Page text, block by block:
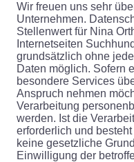
Wir freuen uns sehr
Unternehmen.
Stellenwert für Nina
Internetseiten
grundsätzlich ohne
Daten möglich. Sofern
besondere Services
Anspruch nehmen
Verarbeitung
werden. Ist die
erforderlich und
keine gesetzliche
Einwilligung der